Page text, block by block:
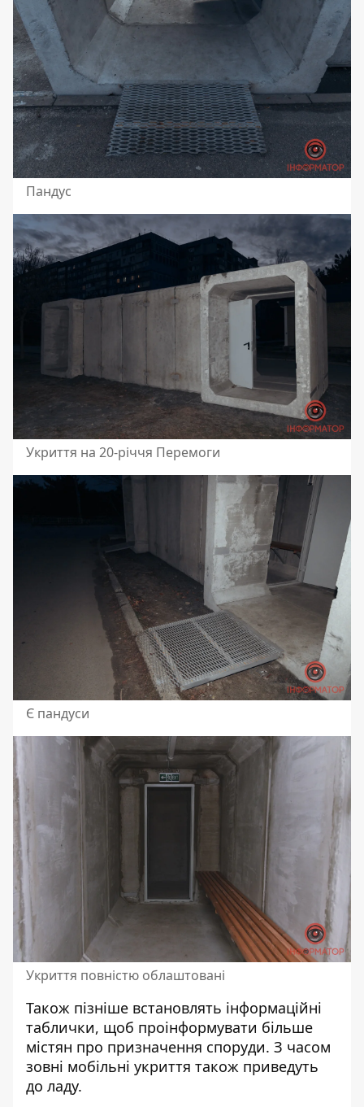
Пандус
Укриття на 20-річчя Перемоги
Є пандуси
Укриття повністю облаштовані
Також пізніше встановлять інформаційні
таблички, щоб проінформувати більше
містян про призначення споруди. З часом
зовні мобільні укриття також приведуть
до ладу.